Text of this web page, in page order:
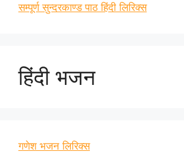
सम्पूर्ण सुन्दरकाण्ड पाठ हिंदी लिरिक्स
हिंदी भजन
गणेश भजन लिरिक्स